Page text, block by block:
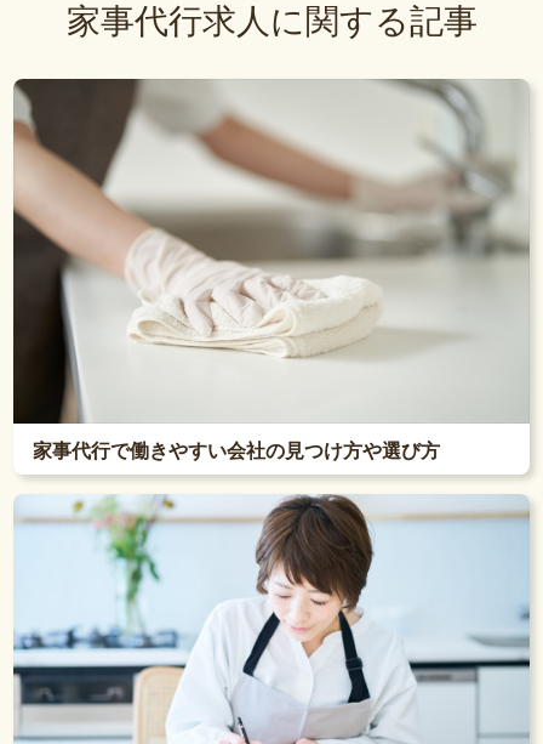
家事代行求人に関する記事
家事代行で働きやすい会社の見つけ方や選び方